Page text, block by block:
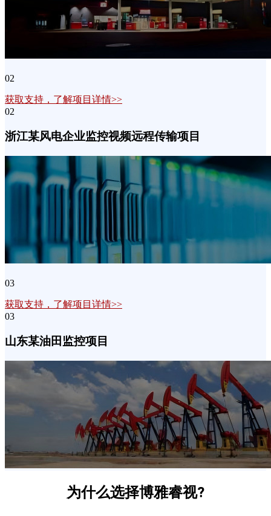
02
获取支持，了解项目详情>>
02
浙江某风电企业监控视频远程传输项目
03
获取支持，了解项目详情>>
03
山东某油田监控项目
为什么选择博雅睿视?